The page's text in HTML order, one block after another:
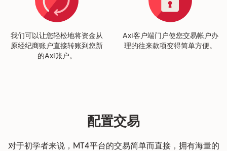
我们可以让您轻松地将资金从
原经纪商账户直接转账到您新
的Axi账户。
Axi客户端门户使您交易帐户办
理的往来款项变得简单方便。
配置交易
对于初学者来说，MT4平台的交易简单而直接，拥有海量的